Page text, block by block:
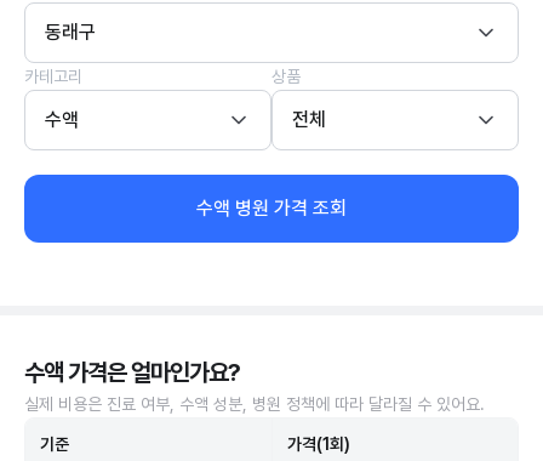
동래구
카테고리
수액
상품
전체
수액 병원 가격 조회
수액 가격은 얼마인가요?
실제 비용은 진료 여부, 수액 성분, 병원 정책에 따라 달라질 수 있어요.
기준 가격(1회)